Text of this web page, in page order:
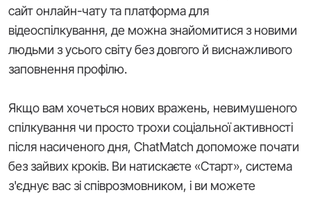
сайт онлайн-чату та платформа для
відеоспілкування, де можна знайомитися з новими
людьми з усього світу без довгого й виснажливого
заповнення профілю.
Якщо вам хочеться нових вражень, невимушеного
спілкування чи просто трохи соціальної активності
після насиченого дня, ChatMatch допоможе почати
без зайвих кроків. Ви натискаєте «Старт», система
з'єднує вас зі співрозмовником, і ви можете